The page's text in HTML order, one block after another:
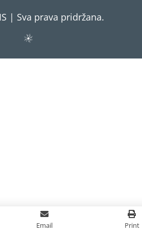
Email Print
| Sva prava pridržana.